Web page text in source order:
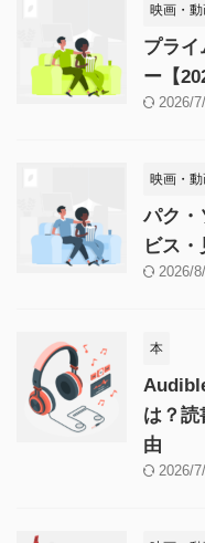
映画・
プライ
ー【
2026/
映画・
パク・
ビス
2026/
本
は？読
由
2026/